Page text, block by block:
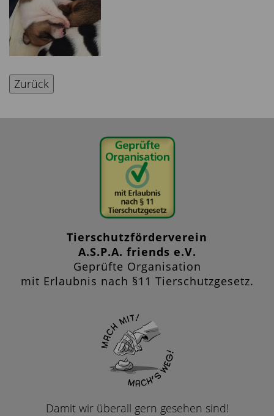
Zurück
Tierschutzförderverein
A.S.P.A. friends e.V.
Geprüfte Organisation
mit Erlaubnis nach §11 Tierschutzgesetz.
Damit wir überall gern gesehen sind!